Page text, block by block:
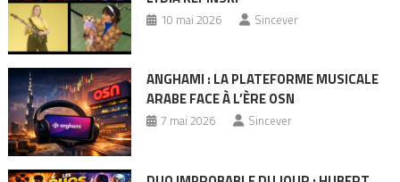
10 mai 2026 Sincever
ANGHAMI : LA PLATEFORME MUSICALE
ARABE FACE À L’ÈRE OSN
7 mai 2026 Sincever